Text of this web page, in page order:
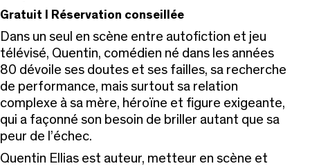
Gratuit I Réservation conseillée
Dans un seul en scène entre autofiction et jeu
télévisé, Quentin, comédien né dans les années
80 dévoile ses doutes et ses failles, sa recherche
de performance, mais surtout sa relation
complexe à sa mère, héroïne et figure exigeante,
qui a façonné son besoin de briller autant que sa
peur de l’échec.
Quentin Ellias est auteur, metteur en scène et